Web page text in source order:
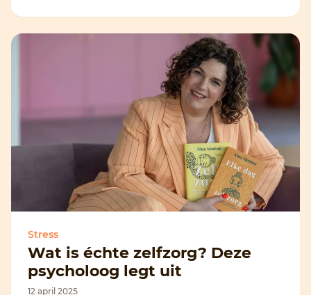
Stress
Wat is échte zelfzorg? Deze
psycholoog legt uit
12 april 2025